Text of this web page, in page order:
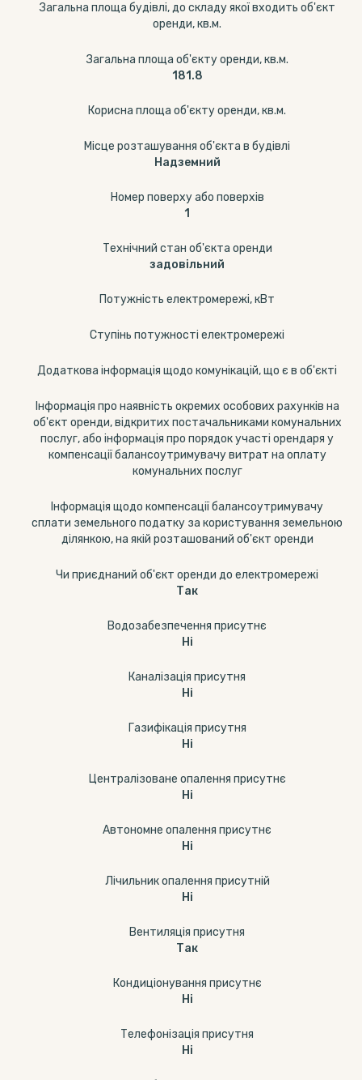
Загальна площа будівлі, до складу якої входить об'єкт
оренди, кв.м.
Загальна площа об'єкту оренди, кв.м.
181.8
Корисна площа об'єкту оренди, кв.м.
Місце розташування об'єкта в будівлі
Надземний
Номер поверху або поверхів
1
Технічний стан об'єкта оренди
задовільний
Потужність електромережі, кВт
Ступінь потужності електромережі
Додаткова інформація щодо комунікацій, що є в об'єкті
Інформація про наявність окремих особових рахунків на
об'єкт оренди, відкритих постачальниками комунальних
послуг, або інформація про порядок участі орендаря у
компенсації балансоутримувачу витрат на оплату
комунальних послуг
Інформація щодо компенсації балансоутримувачу
сплати земельного податку за користування земельною
ділянкою, на якій розташований об'єкт оренди
Чи приєднаний об'єкт оренди до електромережі
Так
Водозабезпечення присутнє
Ні
Каналізація присутня
Ні
Газифікація присутня
Ні
Централізоване опалення присутнє
Ні
Автономне опалення присутнє
Ні
Лічильник опалення присутній
Ні
Вентиляція присутня
Так
Кондиціонування присутнє
Ні
Телефонізація присутня
Ні